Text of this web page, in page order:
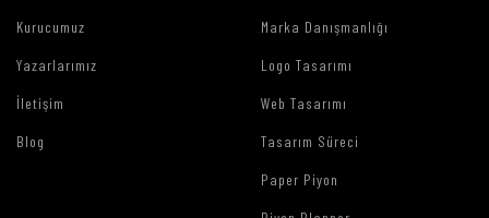
Kurucumuz
Yazarlarımız
İletişim
Blog
Marka Danışmanlığı
Logo Tasarımı
Web Tasarımı
Tasarım Süreci
Paper Piyon